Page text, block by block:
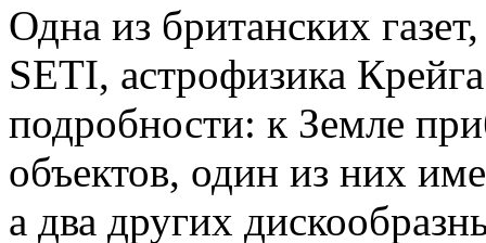
Одна из британских
SETI, астрофизика
подробности: к Земле
объектов, один из них
а два других